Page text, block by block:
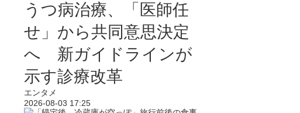
うつ病治療、「医師任
せ」から共同意思決定
へ 新ガイドラインが
示す診療改革
エンタメ
2026-08-03 17:25